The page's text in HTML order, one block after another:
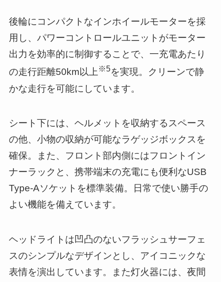
後輪にコンパクトなインホイールモーターを採
用し、パワーコントロールユニットがモーター
出力を効率的に制御することで、一充電あたり
の走行距離50km以上※5を実現。クリーンで静
かな走行を可能にしています。
シート下には、ヘルメットを収納するスペース
の他、小物の収納が可能なラゲッジボックスを
確保。また、フロント部内側にはフロントイン
ナーラックと、携帯端末の充電にも便利なUSB
Type-Aソケットを標準装備。日常で使い勝手の
よい機能を備えています。
ヘッドライトは凹凸のないフラッシュサーフェ
スのシンプルなデザインとし、アイコニックな
表情を演出しています。また灯火器には、夜間